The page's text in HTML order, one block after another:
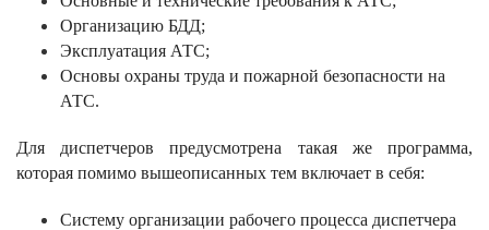
Организацию БДД;
Эксплуатация АТС;
Основы охраны труда и пожарной безопасности на
АТС.
Для диспетчеров предусмотрена такая же программа,
которая помимо вышеописанных тем включает в себя:
Систему организации рабочего процесса диспетчера